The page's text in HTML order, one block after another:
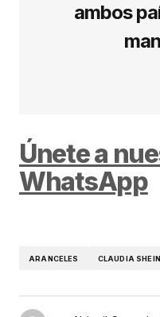
ambos
Únete a
WhatsApp
ARANCELES CLAUDIA